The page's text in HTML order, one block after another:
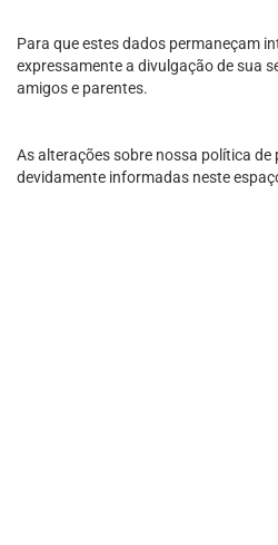
Para que estes dados permaneçam
expressamente a divulgação de sua
amigos e parentes.
As alterações sobre nossa política de
devidamente informadas neste